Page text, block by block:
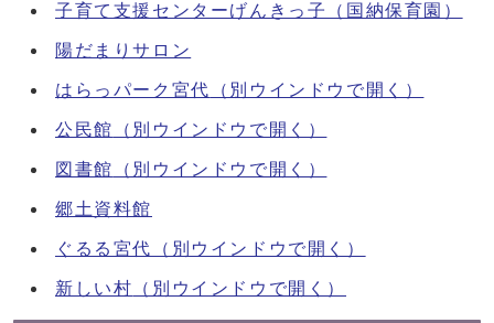
子育て支援センターげんきっ子（国納保育園）
陽だまりサロン
はらっパーク宮代 （別ウインドウで開く）
公民館 （別ウインドウで開く）
図書館 （別ウインドウで開く）
郷土資料館
ぐるる宮代 （別ウインドウで開く）
新しい村 （別ウインドウで開く）